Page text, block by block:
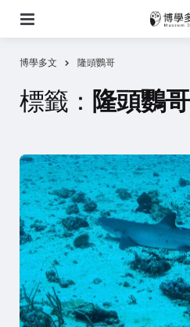
博學多文 隆頭鸚哥
標籤： 隆頭鸚哥